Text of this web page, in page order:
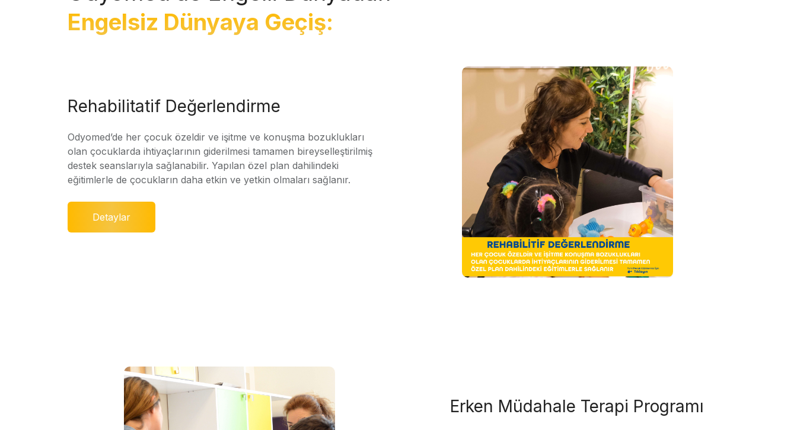
Engelsiz Dünyaya Geçiş:
Rehabilitatif Değerlendirme
Odyomed’de her çocuk özeldir ve işitme ve konuşma bozuklukları
olan çocuklarda ihtiyaçlarının giderilmesi tamamen bireyselleştirilmiş
destek seanslarıyla sağlanabilir. Yapılan özel plan dahilindeki
eğitimlerle de çocukların daha etkin ve yetkin olmaları sağlanır.
Detaylar
Erken Müdahale Terapi Programı